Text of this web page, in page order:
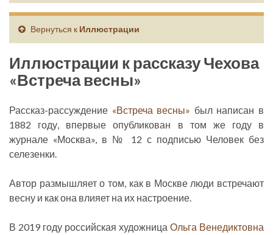
Вернуться к Иллюстрации
Иллюстрации к рассказу Чехова
«Встреча весны»
Рассказ-рассуждение «Встреча весны» был написан в
1882 году, впервые опубликован в том же году в
журнале «Москва», в № 12 с подписью Человек без
селезенки.
Автор размышляет о том, как в Москве люди встречают
весну и как она влияет на их настроение.
В 2019 году российская художница Ольга Венедиктовна